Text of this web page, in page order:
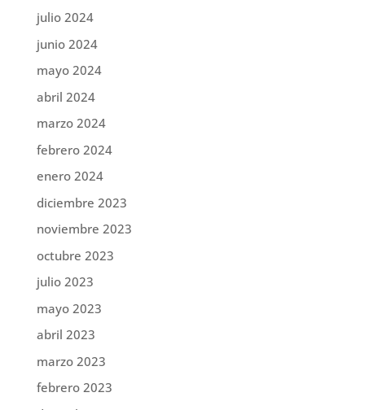
julio 2024
junio 2024
mayo 2024
abril 2024
marzo 2024
febrero 2024
enero 2024
diciembre 2023
noviembre 2023
octubre 2023
julio 2023
mayo 2023
abril 2023
marzo 2023
febrero 2023